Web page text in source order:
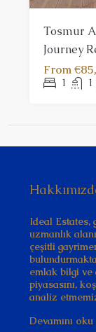
Tosmur
Journey
From
1 1
Ideal Estates,
uzmanlık
çeşitli
emlak bilgi ve
piyasasını,
analiz
Devamını oku